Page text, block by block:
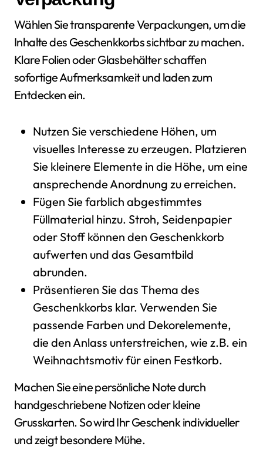
Wählen Sie transparente Verpackungen, um die
Inhalte des Geschenkkorbs sichtbar zu machen.
Klare Folien oder Glasbehälter schaffen
sofortige Aufmerksamkeit und laden zum
Entdecken ein.
Nutzen Sie verschiedene Höhen, um
visuelles Interesse zu erzeugen. Platzieren
Sie kleinere Elemente in die Höhe, um eine
ansprechende Anordnung zu erreichen.
Fügen Sie farblich abgestimmtes
Füllmaterial hinzu. Stroh, Seidenpapier
oder Stoff können den Geschenkkorb
aufwerten und das Gesamtbild
abrunden.
Präsentieren Sie das Thema des
Geschenkkorbs klar. Verwenden Sie
passende Farben und Dekorelemente,
die den Anlass unterstreichen, wie z.B. ein
Weihnachtsmotiv für einen Festkorb.
Machen Sie eine persönliche Note durch
handgeschriebene Notizen oder kleine
Grusskarten. So wird Ihr Geschenk individueller
und zeigt besondere Mühe.